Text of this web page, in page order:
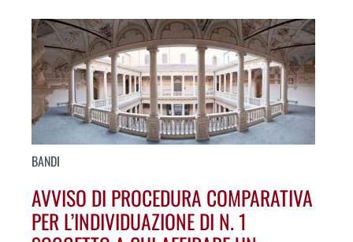
BANDI
AVVISO DI PROCEDURA COMPARATIVA
PER L’INDIVIDUAZIONE DI N. 1